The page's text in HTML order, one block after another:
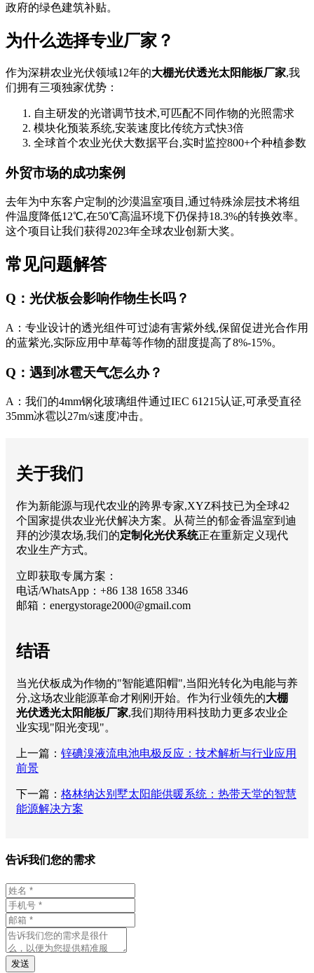
政府的绿色建筑补贴。
为什么选择专业厂家？
作为深耕农业光伏领域12年的大棚光伏透光太阳能板厂家,我
们拥有三项独家优势：
自主研发的光谱调节技术,可匹配不同作物的光照需求
模块化预装系统,安装速度比传统方式快3倍
全球首个农业光伏大数据平台,实时监控800+个种植参数
外贸市场的成功案例
去年为中东客户定制的沙漠温室项目,通过特殊涂层技术将组
件温度降低12℃,在50℃高温环境下仍保持18.3%的转换效率。
这个项目让我们获得2023年全球农业创新大奖。
常见问题解答
Q：光伏板会影响作物生长吗？
A：专业设计的透光组件可过滤有害紫外线,保留促进光合作用
的蓝紫光,实际应用中草莓等作物的甜度提高了8%-15%。
Q：遇到冰雹天气怎么办？
A：我们的4mm钢化玻璃组件通过IEC 61215认证,可承受直径
35mm冰雹以27m/s速度冲击。
关于我们
作为新能源与现代农业的跨界专家,XYZ科技已为全球42
个国家提供农业光伏解决方案。从荷兰的郁金香温室到迪
拜的沙漠农场,我们的定制化光伏系统正在重新定义现代
农业生产方式。
立即获取专属方案：
电话/WhatsApp：+86 138 1658 3346
邮箱： energystorage2000@gmail.com
结语
当光伏板成为作物的"智能遮阳帽",当阳光转化为电能与养
分,这场农业能源革命才刚刚开始。作为行业领先的大棚
光伏透光太阳能板厂家,我们期待用科技助力更多农业企
业实现"阳光变现"。
上一篇： 锌碘溴液流电池电极反应：技术解析与行业应用
前景
下一篇： 格林纳达别墅太阳能供暖系统：热带天堂的智慧
能源解决方案
告诉我们您的需求
发送